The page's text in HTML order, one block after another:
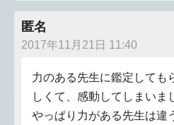
匿名
2017年11月21日 11:40
力のある先生に鑑定しても
しくて、感動してしまいま
やっぱり力がある先生は違